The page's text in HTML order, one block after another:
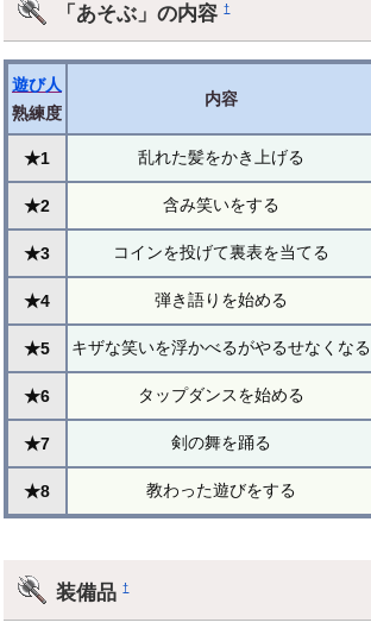
「あそぶ」の内容†
遊び人
熟練度
内容
★1 乱れた髪をかき上げる
★2 含み笑いをする
★3 コインを投げて裏表を当てる
★4 弾き語りを始める
★5 キザな笑いを浮かべるがやるせなくなる
★6 タップダンスを始める
★7 剣の舞を踊る
★8 教わった遊びをする
装備品†